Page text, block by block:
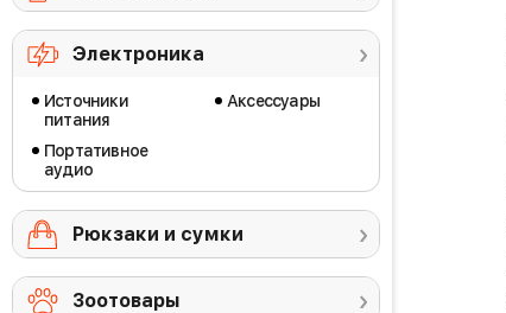
Электроника
Источники
питания
Портативное
аудио
Аксессуары
Рюкзаки и сумки
Зоотовары